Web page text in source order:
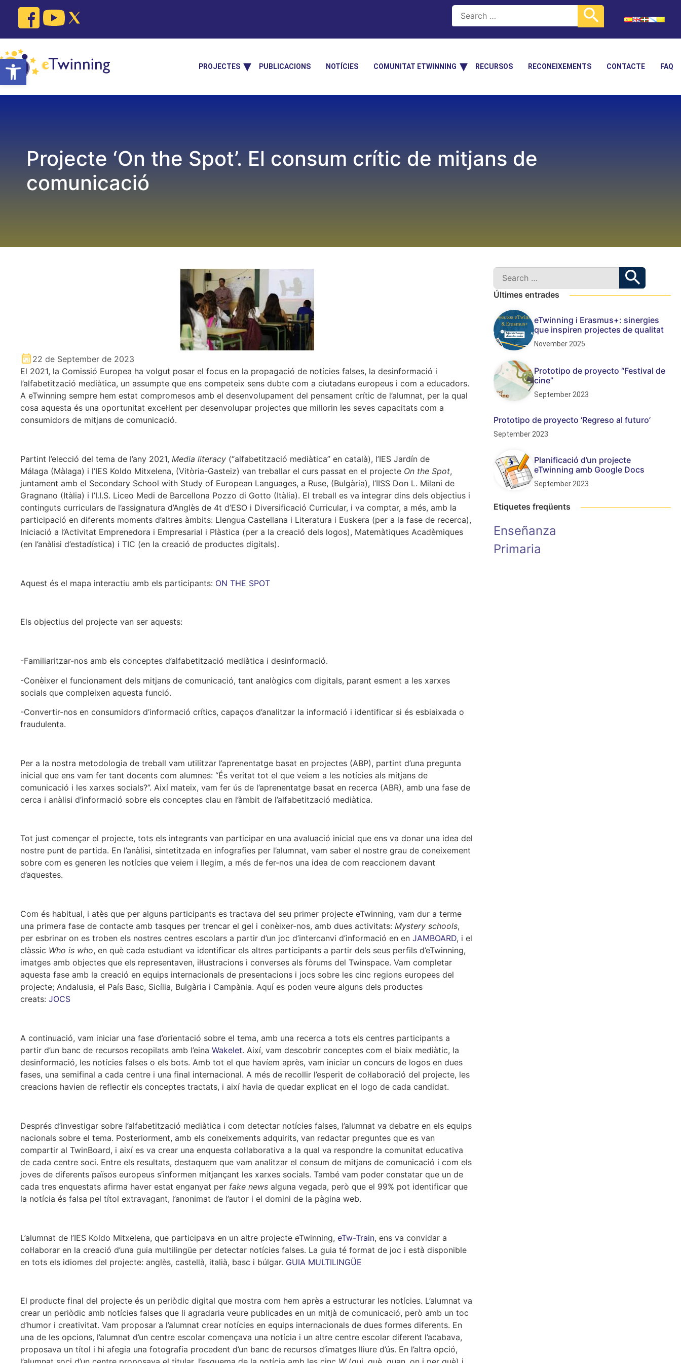
Open toolbar
content
PROJECTES PUBLICACIONS NOTÍCIES COMUNITAT ETWINNING RECURSOS RECONEIXEMENTS CONTACTE FAQ
Projecte ‘On the Spot’. El consum crític de mitjans de
comunicació
22 de September de 2023
El 2021, la Comissió Europea ha volgut posar el focus en la propagació de notícies falses, la desinformació i
l’alfabetització mediàtica, un assumpte que ens competeix sens dubte com a ciutadans europeus i com a educadors.
A eTwinning sempre hem estat compromesos amb el desenvolupament del pensament crític de l’alumnat, per la qual
cosa aquesta és una oportunitat excel·lent per desenvolupar projectes que millorin les seves capacitats com a
consumidors de mitjans de comunicació.
Partint l’elecció del tema de l’any 2021, Media literacy (“alfabetització mediàtica” en català), l’IES Jardín de
Málaga (Màlaga) i l’IES Koldo Mitxelena, (Vitòria-Gasteiz) van treballar el curs passat en el projecte On the Spot,
juntament amb el Secondary School with Study of European Languages, a Ruse, (Bulgària), l’IISS Don L. Milani de
Gragnano (Itàlia) i l’I.I.S. Liceo Medi de Barcellona Pozzo di Gotto (Itàlia). El treball es va integrar dins dels objectius i
continguts curriculars de l’assignatura d’Anglès de 4t d’ESO i Diversificació Curricular, i va comptar, a més, amb la
participació en diferents moments d’altres àmbits: Llengua Castellana i Literatura i Euskera (per a la fase de recerca),
Iniciació a l’Activitat Emprenedora i Empresarial i Plàstica (per a la creació dels logos), Matemàtiques Acadèmiques
(en l’anàlisi d’estadística) i TIC (en la creació de productes digitals).
Aquest és el mapa interactiu amb els participants: ON THE SPOT
Els objectius del projecte van ser aquests:
-Familiaritzar-nos amb els conceptes d’alfabetització mediàtica i desinformació.
-Conèixer el funcionament dels mitjans de comunicació, tant analògics com digitals, parant esment a les xarxes
socials que compleixen aquesta funció.
-Convertir-nos en consumidors d’informació crítics, capaços d’analitzar la informació i identificar si és esbiaixada o
fraudulenta.
Per a la nostra metodologia de treball vam utilitzar l’aprenentatge basat en projectes (ABP), partint d’una pregunta
inicial que ens vam fer tant docents com alumnes: “És veritat tot el que veiem a les notícies als mitjans de
comunicació i les xarxes socials?”. Així mateix, vam fer ús de l’aprenentatge basat en recerca (ABR), amb una fase de
cerca i anàlisi d’informació sobre els conceptes clau en l’àmbit de l’alfabetització mediàtica.
Tot just començar el projecte, tots els integrants van participar en una avaluació inicial que ens va donar una idea del
nostre punt de partida. En l’anàlisi, sintetitzada en infografies per l’alumnat, vam saber el nostre grau de coneixement
sobre com es generen les notícies que veiem i llegim, a més de fer-nos una idea de com reaccionem davant
d’aquestes.
Com és habitual, i atès que per alguns participants es tractava del seu primer projecte eTwinning, vam dur a terme
una primera fase de contacte amb tasques per trencar el gel i conèixer-nos, amb dues activitats: Mystery schools,
per esbrinar on es troben els nostres centres escolars a partir d’un joc d’intercanvi d’informació en en JAMBOARD, i el
clàssic Who is who, en què cada estudiant va identificar els altres participants a partir dels seus perfils d’eTwinning,
imatges amb objectes que els representaven, il·lustracions i converses als fòrums del Twinspace. Vam completar
aquesta fase amb la creació en equips internacionals de presentacions i jocs sobre les cinc regions europees del
projecte; Andalusia, el País Basc, Sicília, Bulgària i Campània. Aquí es poden veure alguns dels productes
creats: JOCS
A continuació, vam iniciar una fase d’orientació sobre el tema, amb una recerca a tots els centres participants a
partir d’un banc de recursos recopilats amb l’eina Wakelet. Així, vam descobrir conceptes com el biaix mediàtic, la
desinformació, les notícies falses o els bots. Amb tot el que havíem après, vam iniciar un concurs de logos en dues
fases, una semifinal a cada centre i una final internacional. A més de recollir l’esperit de col·laboració del projecte, les
creacions havien de reflectir els conceptes tractats, i així havia de quedar explicat en el logo de cada candidat.
Després d’investigar sobre l’alfabetització mediàtica i com detectar notícies falses, l’alumnat va debatre en els equips
nacionals sobre el tema. Posteriorment, amb els coneixements adquirits, van redactar preguntes que es van
compartir al TwinBoard, i així es va crear una enquesta col·laborativa a la qual va respondre la comunitat educativa
de cada centre soci. Entre els resultats, destaquem que vam analitzar el consum de mitjans de comunicació i com els
joves de diferents països europeus s’informen mitjançant les xarxes socials. També vam poder constatar que un de
cada tres enquestats afirma haver estat enganyat per fake news alguna vegada, però que el 99% pot identificar que
la notícia és falsa pel títol extravagant, l’anonimat de l’autor i el domini de la pàgina web.
L’alumnat de l’IES Koldo Mitxelena, que participava en un altre projecte eTwinning, eTw-Train, ens va convidar a
col·laborar en la creació d’una guia multilingüe per detectar notícies falses. La guia té format de joc i està disponible
en tots els idiomes del projecte: anglès, castellà, italià, basc i búlgar. GUIA MULTILINGÜE
El producte final del projecte és un periòdic digital que mostra com hem après a estructurar les notícies. L’alumnat va
crear un periòdic amb notícies falses que li agradaria veure publicades en un mitjà de comunicació, però amb un toc
d’humor i creativitat. Vam proposar a l’alumnat crear notícies en equips internacionals de dues formes diferents. En
una de les opcions, l’alumnat d’un centre escolar començava una notícia i un altre centre escolar diferent l’acabava,
proposava un títol i hi afegia una fotografia procedent d’un banc de recursos d’imatges lliure d’ús. En l’altra opció,
Últimes entrades
eTwinning i Erasmus+: sinergies
que inspiren projectes de qualitat
November 2025
Prototipo de proyecto “Festival de
cine”
September 2023
Prototipo de proyecto ‘Regreso al futuro’
September 2023
Planificació d’un projecte
eTwinning amb Google Docs
September 2023
Etiquetes freqüents
Enseñanza
Primaria